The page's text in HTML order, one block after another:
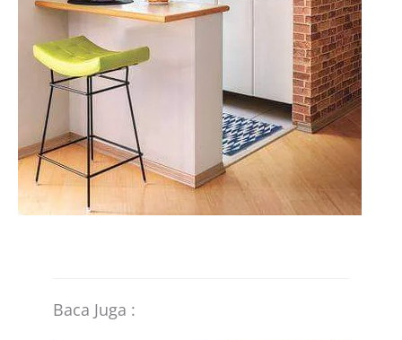
Baca Juga :